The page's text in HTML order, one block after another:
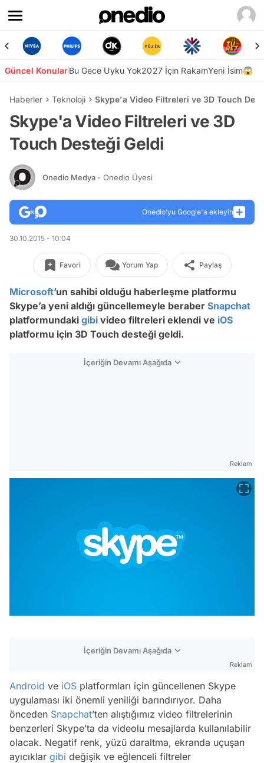
Güncel KonularBu Gece Uyku Yok2027 İçin RakamYeni İsim😱
Haberler Teknoloji Skype'a Video Filtreleri ve 3D Touch
Skype'a Video Filtreleri ve 3D
Touch Desteği Geldi
Onedio Medya - Onedio Üyesi
Onedio’yu Google'a ekleyin
30.10.2015 - 10:04
Favori Yorum Yap Paylaş
Microsoft’un sahibi olduğu haberleşme platformu
Skype’a yeni aldığı güncellemeyle beraber Snapchat
platformundaki gibi video filtreleri eklendi ve iOS
platformu için 3D Touch desteği geldi.
İçeriğin Devamı Aşağıda
Reklam
İçeriğin Devamı Aşağıda
Reklam
Android ve iOS platformları için güncellenen Skype
uygulaması iki önemli yeniliği barındırıyor. Daha
önceden Snapchat’ten alıştığımız video filtrelerinin
benzerleri Skype’ta da videolu mesajlarda kullanılabilir
olacak. Negatif renk, yüzü daraltma, ekranda uçuşan
ayıcıklar gibi değişik ve eğlenceli filtreler